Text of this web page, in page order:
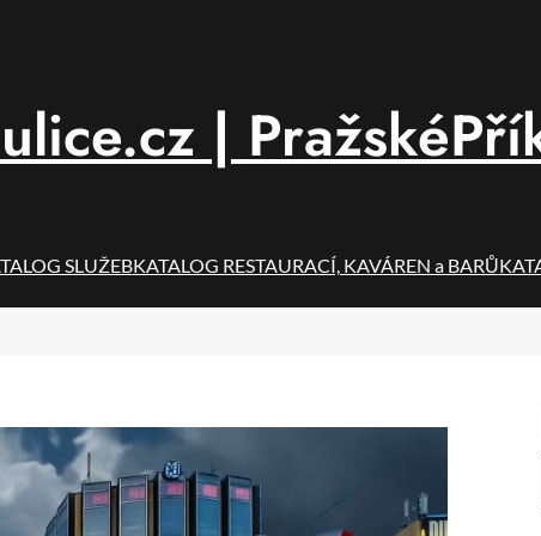
|
SLUŽEBKATALOG RESTAURACÍ, KAVÁREN a BARŮ